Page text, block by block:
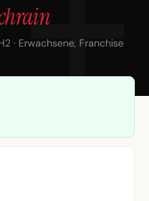
· Erwachsene, Franchise